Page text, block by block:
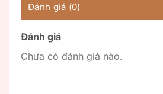
Đánh giá (0)
Đánh giá
Chưa có đánh giá nào.